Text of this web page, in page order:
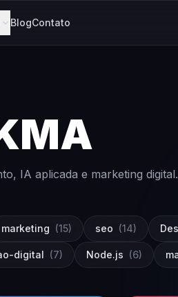
BlogContato
IA aplicada e marketing digital.
marketing (15) seo (14)
digital (7) Node.js (6)